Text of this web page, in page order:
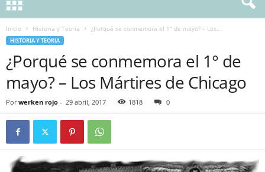
Inicio Historia y Teoria ¿Porqué se conmemora el 1° de mayo? – Los...
HISTORIA Y TEORIA
¿Porqué se conmemora el 1° de
mayo? – Los Mártires de Chicago
Por werken rojo - 29 abril, 2017 1818 0